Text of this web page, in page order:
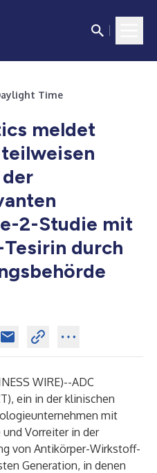
Time
meldet
2-Studie mit
durch
WIRE)--ADC
ein in der klinischen
mit
Vorreiter in der
von Antikörper-Wirkstoff-
Generation, in denen